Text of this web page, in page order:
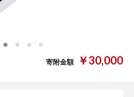
寄附金額 ￥30,000